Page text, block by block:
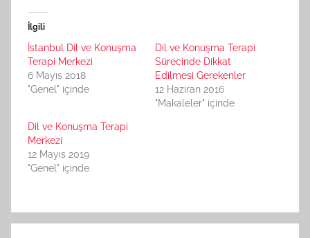
İlgili
İstanbul Dil ve Konuşma
Terapi Merkezi
6 Mayıs 2018
"Genel" içinde
Dil ve Konuşma Terapi
Sürecinde Dikkat
Edilmesi Gerekenler
12 Haziran 2016
"Makaleler" içinde
Dil ve Konuşma Terapi
Merkezi
12 Mayıs 2019
"Genel" içinde